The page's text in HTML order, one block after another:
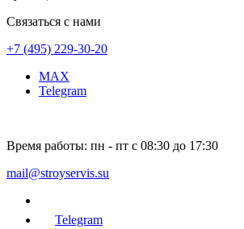
Связаться с нами
+7 (495) 229-30-20
MAX
Telegram
Время работы: пн - пт с 08:30 до 17:30
mail@stroyservis.su
Telegram